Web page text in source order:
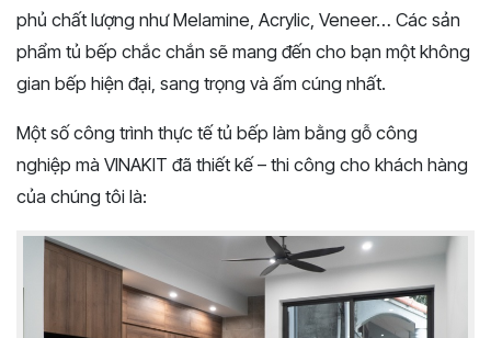
phủ chất lượng như Melamine, Acrylic, Veneer… Các sản
phẩm tủ bếp chắc chắn sẽ mang đến cho bạn một không
gian bếp hiện đại, sang trọng và ấm cúng nhất.
Một số công trình thực tế tủ bếp làm bằng gỗ công
nghiệp mà VINAKIT đã thiết kế – thi công cho khách hàng
của chúng tôi là: